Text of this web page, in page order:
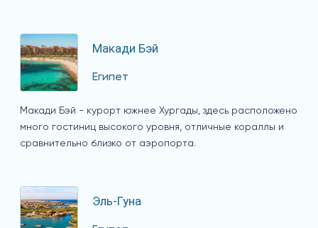
Макади Бэй
Египет
Макади Бэй - курорт южнее Хургады, здесь расположено
много гостиниц высокого уровня, отличные кораллы и
сравнительно близко от аэропорта.
Эль-Гуна